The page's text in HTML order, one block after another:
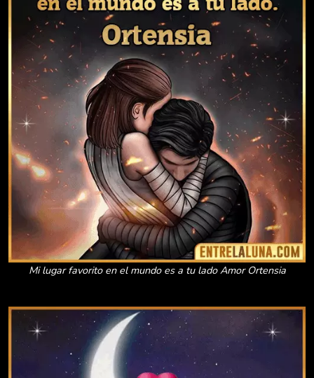
Mi lugar favorito en el mundo es a tu lado Amor Ortensia